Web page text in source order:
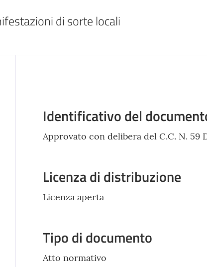
di sorte locali
Descrizione
Identificativo del
Approvato con delibera del C.C. N. 59
Licenza di distribuzione
Licenza aperta
Tipo di documento
Atto normativo